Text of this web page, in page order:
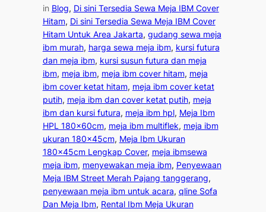
in Blog, Di sini Tersedia Sewa Meja IBM Cover
Hitam, Di sini Tersedia Sewa Meja IBM Cover
Hitam Untuk Area Jakarta, gudang sewa meja
ibm murah, harga sewa meja ibm, kursi futura
dan meja ibm, kursi susun futura dan meja
ibm, meja ibm, meja ibm cover hitam, meja
ibm cover ketat hitam, meja ibm cover ketat
putih, meja ibm dan cover ketat putih, meja
ibm dan kursi futura, meja ibm hpl, Meja Ibm
HPL 180x60cm, meja ibm multiflek, meja ibm
ukuran 180x45cm, Meja Ibm Ukuran
180x45cm Lengkap Cover, meja ibmsewa
meja ibm, menyewakan meja ibm, Penyewaan
Meja IBM Street Merah Pajang tanggerang
penyewaan meja ibm untuk acara, qline Sofa
Dan Meja Ibm, Rental Ibm Meja Ukuran